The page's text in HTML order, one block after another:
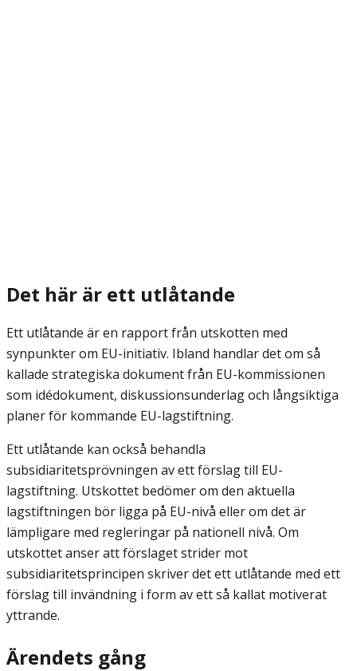
Det här är ett utlåtande
Ett utlåtande är en rapport från utskotten med
synpunkter om EU-initiativ. Ibland handlar det om så
kallade strategiska dokument från EU-kommissionen
som idédokument, diskussionsunderlag och långsiktiga
planer för kommande EU-lagstiftning.
Ett utlåtande kan också behandla
subsidiaritetsprövningen av ett förslag till EU-
lagstiftning. Utskottet bedömer om den aktuella
lagstiftningen bör ligga på EU-nivå eller om det är
lämpligare med regleringar på nationell nivå. Om
utskottet anser att förslaget strider mot
subsidiaritetsprincipen skriver det ett utlåtande med ett
förslag till invändning i form av ett så kallat motiverat
yttrande.
Ärendets gång